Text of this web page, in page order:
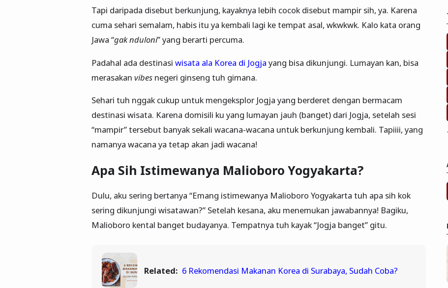
Tapi daripada disebut berkunjung, kayaknya lebih cocok disebut mampir sih, ya. Karena
cuma sehari semalam, habis itu ya kembali lagi ke tempat asal, wkwkwk. Kalo kata orang
Jawa “gak nduloni” yang berarti percuma.
Padahal ada destinasi wisata ala Korea di Jogja yang bisa dikunjungi. Lumayan kan, bisa
merasakan vibes negeri ginseng tuh gimana.
Sehari tuh nggak cukup untuk mengeksplor Jogja yang berderet dengan bermacam
destinasi wisata. Karena domisili ku yang lumayan jauh (banget) dari Jogja, setelah sesi
“mampir” tersebut banyak sekali wacana-wacana untuk berkunjung kembali. Tapiiii, yang
namanya wacana ya tetap akan jadi wacana!
Apa Sih Istimewanya Malioboro Yogyakarta?
Dulu, aku sering bertanya “Emang istimewanya Malioboro Yogyakarta tuh apa sih kok
sering dikunjungi wisatawan?” Setelah kesana, aku menemukan jawabannya! Bagiku,
Malioboro kental banget budayanya. Tempatnya tuh kayak “Jogja banget” gitu.
Related: 6 Rekomendasi Makanan Korea di Surabaya, Sudah Coba?